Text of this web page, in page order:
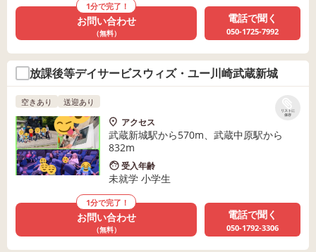
1分で完了！
お問い合わせ
（無料）
電話で聞く
050-1725-7992
放課後等デイサービスウィズ・ユー川崎武蔵新城
リストに
保存
空きあり 送迎あり
アクセス
武蔵新城駅から570m、武蔵中原駅から
832m
受入年齢
未就学 小学生
1分で完了！
お問い合わせ
（無料）
電話で聞く
050-1792-3306